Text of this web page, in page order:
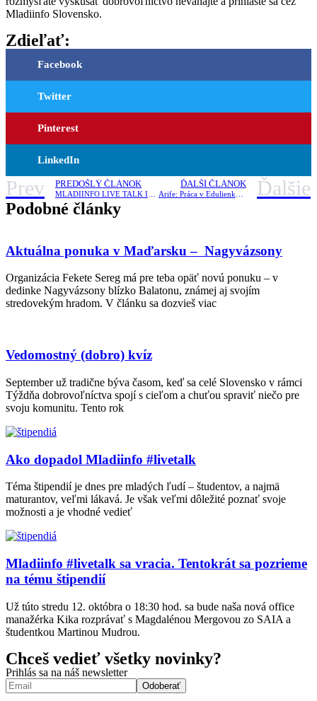
Mladiinfo Slovensko.
Zdieľať:
Facebook
Twitter
Pinterest
LinkedIn
Prev PREDOŠLÝ ČLÁNOK ĎALŠÍ ČLÁNOK Ďalšie
Podobné články
Aktuálna ponuka v Maďarsku – Nagyvázsony
Organizácia Fekete Sereg má pre teba opäť novú ponuku – v
dedinke Nagyvázsony blízko Balatonu, známej aj svojím
stredovekým hradom. V článku sa dozvieš viac
Vedomostný (dobro) kvíz
September už tradične býva časom, keď sa celé Slovensko v rámci
Týždňa dobrovoľníctva spojí s cieľom a chuťou spraviť niečo pre
svoju komunitu. Tento rok
Ako dopadol Mladiinfo #livetalk
Téma štipendií je dnes pre mladých ľudí – študentov, a najmä
maturantov, veľmi lákavá. Je však veľmi dôležité poznať svoje
možnosti a je vhodné vedieť
Mladiinfo #livetalk sa vracia. Tentokrát sa pozrieme
na tému štipendií
Už túto stredu 12. októbra o 18:30 hod. sa bude naša nová office
manažérka Kika rozprávať s Magdalénou Mergovou zo SAIA a
študentkou Martinou Mudrou.
Chceš vedieť všetky novinky?
Prihlás sa na náš newsletter